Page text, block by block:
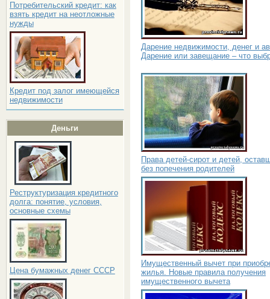
Потребительский кредит: как
взять кредит на неотложные
нужды
Кредит под залог имеющейся
недвижимости
Деньги
Реструктуризация кредитного
долга: понятие, условия,
основные схемы
Цена бумажных денег СССР
Дарение недвижимости, денег и
Дарение или завещание – что
Права детей-сирот и детей,
без попечения родителей
Имущественный вычет при
жилья. Новые правила получения
имущественного вычета